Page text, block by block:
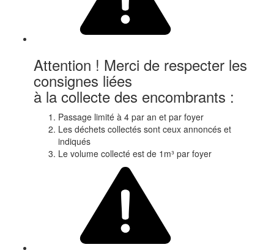
Attention ! Merci de respecter les
consignes liées
à la collecte des encombrants :
Passage limité à 4 par an et par foyer
Les déchets collectés sont ceux annoncés et
indiqués
Le volume collecté est de 1m³ par foyer